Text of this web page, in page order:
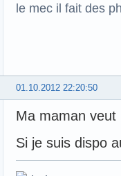
le mec il fait des
01.10.2012 22:20:50
Ma maman veut
Si je suis dispo